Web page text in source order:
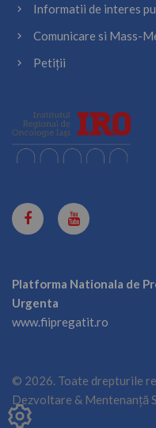
Informatii de interes
Comunicare si Mass-
Petiții
Platforma Nationala de
Urgenta
www.fiipregatit.ro
© 2026. Toate drepturile
Dezvoltare & Mentenanță